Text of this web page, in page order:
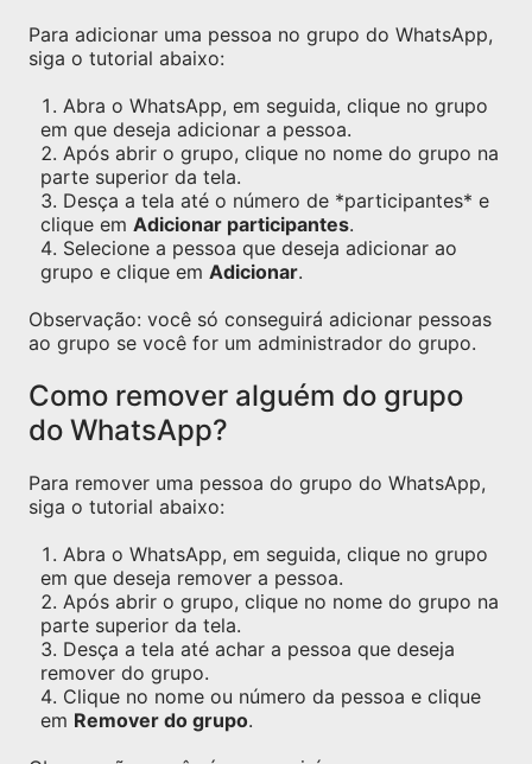
Para adicionar uma pessoa no grupo do WhatsApp,
siga o tutorial abaixo:
Abra o WhatsApp, em seguida, clique no grupo
em que deseja adicionar a pessoa.
Após abrir o grupo, clique no nome do grupo na
parte superior da tela.
Desça a tela até o número de *participantes* e
clique em Adicionar participantes.
Selecione a pessoa que deseja adicionar ao
grupo e clique em Adicionar.
Observação: você só conseguirá adicionar pessoas
ao grupo se você for um administrador do grupo.
Como remover alguém do grupo
do WhatsApp?
Para remover uma pessoa do grupo do WhatsApp,
siga o tutorial abaixo:
Abra o WhatsApp, em seguida, clique no grupo
em que deseja remover a pessoa.
Após abrir o grupo, clique no nome do grupo na
parte superior da tela.
Desça a tela até achar a pessoa que deseja
remover do grupo.
Clique no nome ou número da pessoa e clique
em Remover do grupo.